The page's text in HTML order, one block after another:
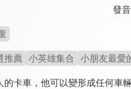
發音
推薦 小英雄集合 小朋友最愛
的卡車，他可以變形成任何車